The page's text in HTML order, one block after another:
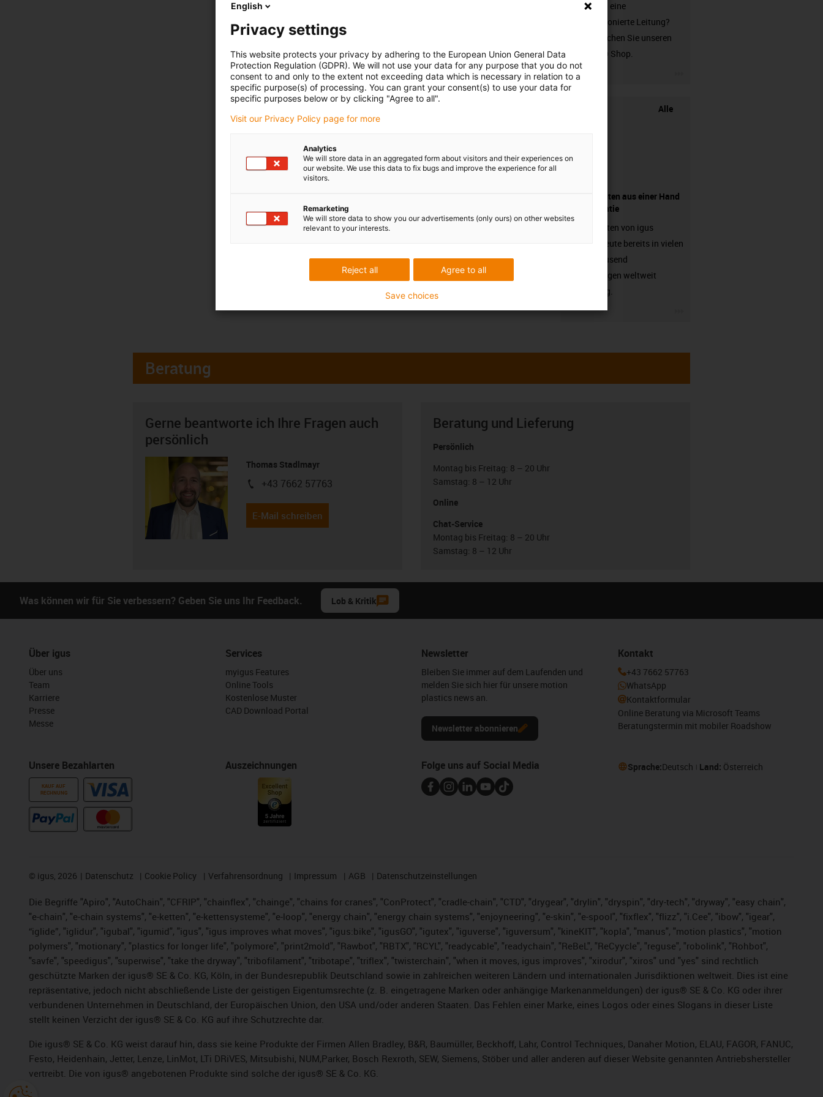
Sie suchen eine
unkonfektionierte Leitung?
Dann besuchen Sie unseren
chainflex® Shop.
Alle
Komponenten aus einer Hand
- mit Garantie
Energieketten von igus
arbeiten heute bereits in vielen
hunderttausend
Anwendungen weltweit
zuverlässig.
Beratung
Gerne beantworte ich Ihre Fragen auch
persönlich
Thomas Stadlmayr
igus-icon-phone
+43 7662 57763
E-Mail schreiben
Beratung und Lieferung
Persönlich
Montag bis Freitag: 8 – 20 Uhr
Samstag: 8 – 12 Uhr
Online
Chat-Service
Montag bis Freitag: 8 – 20 Uhr
Samstag: 8 – 12 Uhr
Was können wir für Sie verbessern? Geben Sie uns Ihr Feedback. Lob & Kritik
Über igus
Über uns
Team
Karriere
Presse
Messe
Unsere Bezahlarten
KAUF AUF
RECHNUNG
Services
myigus Features
Online Tools
Kostenlose Muster
CAD Download Portal
Auszeichnungen
Newsletter
Bleiben Sie immer auf dem Laufenden und
melden Sie sich hier für unsere motion
plastics news an.
Newsletter abonnieren
Kontakt
+43 7662 57763
WhatsApp
Kontaktformular
Online Beratung via Microsoft Teams
Beratungstermin mit mobiler Roadshow
Folge uns auf Social Media Sprache:Deutsch Land: Österreich
© igus, 2026 Datenschutz Cookie Policy Verfahrensordnung Impressum AGB Datenschutzeinstellungen
Die Begriffe "Apiro", "AutoChain", "CFRIP", "chainflex", "chainge", "chains for cranes", "ConProtect", "cradle-chain", "CTD", "drygear", "drylin", "dryspin", "dry-tech", "dryway", "easy chain",
"e-chain", "e-chain systems", "e-ketten", "e-kettensysteme", "e-loop", "energy chain", "energy chain systems", "enjoyneering", "e-skin", "e-spool", "fixflex", "flizz", "i.Cee", "ibow", "igear",
“iglide”, "iglidur", "igubal", "igumid", "igus", "igus improves what moves", "igus:bike", "igusGO", "igutex", "iguverse", "iguversum", "kineKIT", "kopla", "manus", "motion plastics", "motion
polymers", "motionary", "plastics for longer life", "polymore", "print2mold", "Rawbot", "RBTX", "RCYL", "readycable", "readychain", "ReBeL", "ReCyycle", "reguse", "robolink", "Rohbot",
"savfe", "speedigus", "superwise", "take the dryway", "tribofilament", "tribotape", "triflex", "twisterchain", "when it moves, igus improves", "xirodur", "xiros" und "yes" sind rechtlich
geschützte Marken der igus® SE & Co. KG, Köln, in der Bundesrepublik Deutschland sowie in zahlreichen weiteren Ländern und internationalen Jurisdiktionen weltweit. Dies ist eine
repräsentative, jedoch nicht abschließende Liste der geistigen Eigentumsrechte (z. B. eingetragene Marken oder anhängige Markenanmeldungen) der igus® SE & Co. KG oder ihrer
verbundenen Unternehmen in Deutschland, der Europäischen Union, den USA und/oder anderen Staaten. Das Fehlen einer Marke, eines Logos oder eines Slogans in dieser Liste
stellt keinen Verzicht der igus® SE & Co. KG auf ihre Schutzrechte dar.
Die igus® SE & Co. KG weist darauf hin, dass sie keine Produkte der Firmen Allen Bradley, B&R, Baumüller, Beckhoff, Lahr, Control Techniques, Danaher Motion, ELAU, FAGOR, FANUC,
Festo, Heidenhain, Jetter, Lenze, LinMot, LTi DRiVES, Mitsubishi, NUM,Parker, Bosch Rexroth, SEW, Siemens, Stöber und aller anderen auf dieser Website genannten Antriebshersteller
vertreibt. Die von igus® angebotenen Produkte sind solche der igus® SE & Co. KG.
English
Privacy settings
This website protects your privacy by adhering to the European Union General Data
Protection Regulation (GDPR). We will not use your data for any purpose that you do not
consent to and only to the extent not exceeding data which is necessary in relation to a
specific purpose(s) of processing. You can grant your consent(s) to use your data for
specific purposes below or by clicking "Agree to all".
Visit our Privacy Policy page for more
Analytics
We will store data in an aggregated form about visitors and their experiences on
our website. We use this data to fix bugs and improve the experience for all
visitors.
Remarketing
We will store data to show you our advertisements (only ours) on other websites
relevant to your interests.
Agree to all
Reject all
Save choices